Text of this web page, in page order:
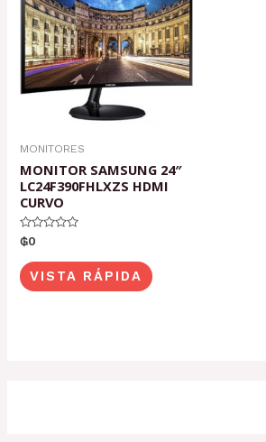
MONITORES
MONITOR SAMSUNG 24″
LC24F390FHLXZS HDMI
CURVO
Valorado
con
de
5
₲0
VISTA RÁPIDA